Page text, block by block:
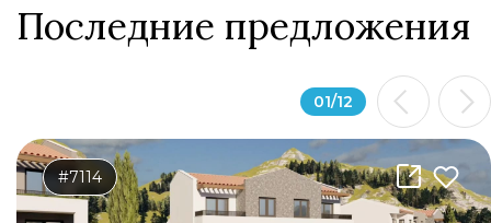
Последние предложения
01/12
#7114